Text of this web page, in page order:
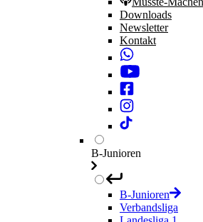
Downloads
Newsletter
Kontakt
B-Junioren
B-Junioren
Verbandsliga